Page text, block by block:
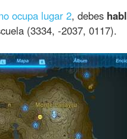
ocupa lugar 2, debes
(3334, -2037, 0117).